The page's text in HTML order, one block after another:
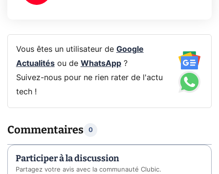
Vous êtes un utilisateur de Google
Actualitésou de WhatsApp?
Suivez-nous pour ne rien rater de l'actu
tech !
Commentaires 0
Participer à la discussion
Partagez votre avis avec la communauté Clubic.